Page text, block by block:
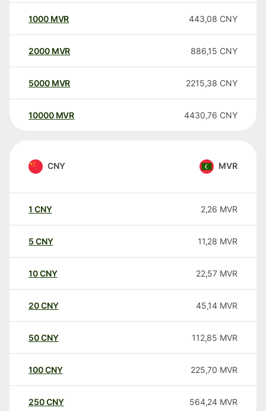
1000 MVR 443,08 CNY
2000 MVR 886,15 CNY
5000 MVR 2215,38 CNY
10000 MVR 4430,76 CNY
CNY MVR
1 CNY 2,26 MVR
5 CNY 11,28 MVR
10CNY 22,57 MVR
20CNY 45,14 MVR
50CNY 112,85 MVR
100CNY 225,70 MVR
250CNY 564,24 MVR